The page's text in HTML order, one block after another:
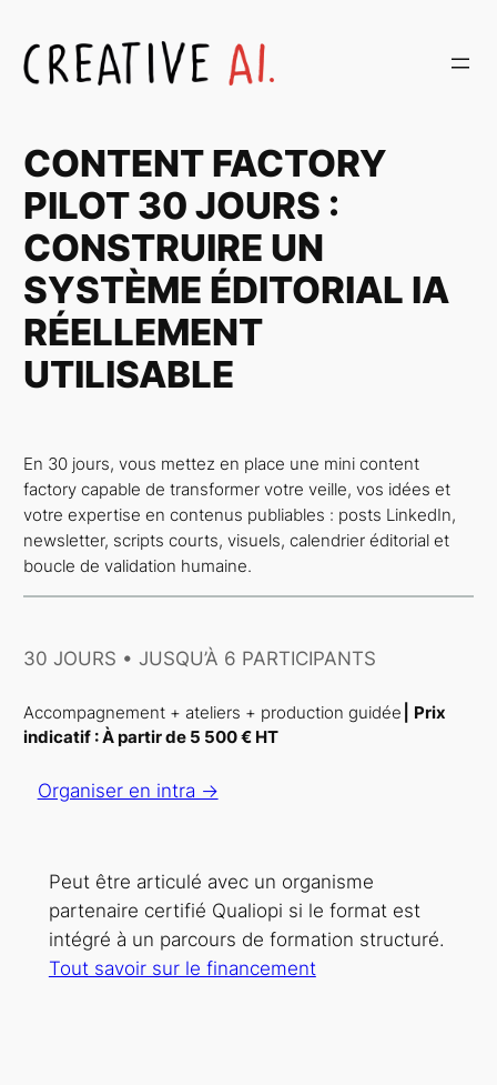
au
contenu
CONTENT FACTORY
PILOT 30 JOURS :
CONSTRUIRE UN
SYSTÈME ÉDITORIAL IA
RÉELLEMENT
UTILISABLE
En 30 jours, vous mettez en place une mini content
factory capable de transformer votre veille, vos idées et
votre expertise en contenus publiables : posts LinkedIn,
newsletter, scripts courts, visuels, calendrier éditorial et
boucle de validation humaine.
30 JOURS • JUSQU’À 6 PARTICIPANTS
Accompagnement + ateliers + production guidée
Prix
indicatif :À partir de 5 500 € HT
Organiser en intra →
Peut être articulé avec un organisme
partenaire certifié Qualiopi si le format est
intégré à un parcours de formation structuré.
Tout savoir sur le financement